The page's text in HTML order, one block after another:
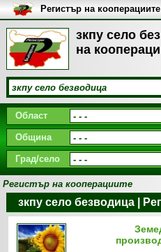
зкпу село
на
Регистър на
България
Област
Община
Град/село
Регистър на кооперациите
зкпу село безводица |